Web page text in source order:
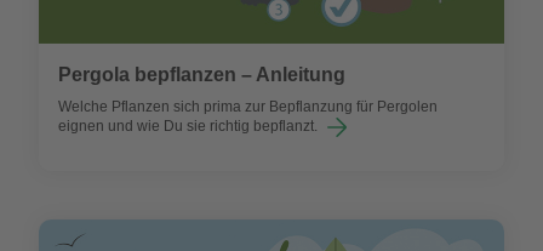
Pergola bepflanzen – Anleitung
Welche Pflanzen sich prima zur Bepflanzung für Pergolen
eignen und wie Du sie richtig bepflanzt.